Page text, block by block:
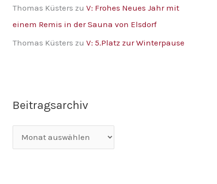
Thomas Küsters zuV: Frohes Neues Jahr mit
einem Remis in der Sauna von Elsdorf
Thomas Küsters zuV: 5.Platz zur Winterpause
Beitragsarchiv